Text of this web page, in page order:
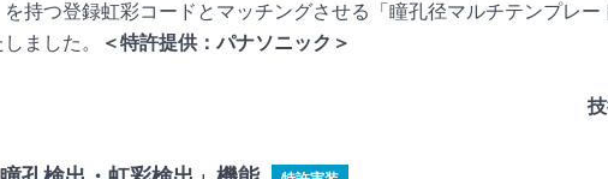
持つ登録虹彩コードとマッチングさせる「瞳孔径マルチテンプレー
ました。
＜特許提供：パナソニック＞